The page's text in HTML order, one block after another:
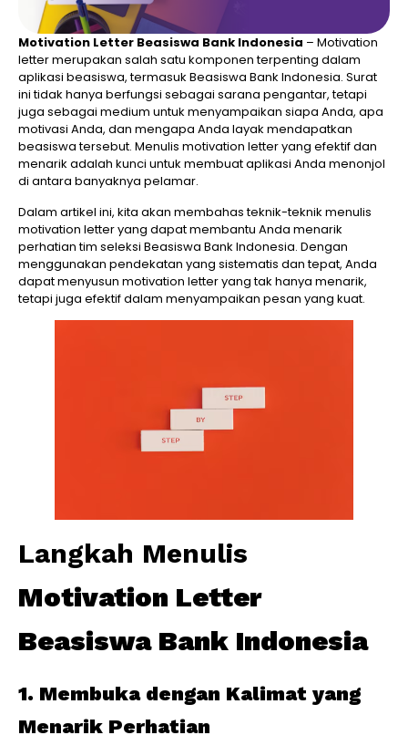
Motivation Letter Beasiswa Bank Indonesia – Motivation
letter merupakan salah satu komponen terpenting dalam
aplikasi beasiswa, termasuk Beasiswa Bank Indonesia. Surat
ini tidak hanya berfungsi sebagai sarana pengantar, tetapi
juga sebagai medium untuk menyampaikan siapa Anda, apa
motivasi Anda, dan mengapa Anda layak mendapatkan
beasiswa tersebut. Menulis motivation letter yang efektif dan
menarik adalah kunci untuk membuat aplikasi Anda menonjol
di antara banyaknya pelamar.
Dalam artikel ini, kita akan membahas teknik-teknik menulis
motivation letter yang dapat membantu Anda menarik
perhatian tim seleksi Beasiswa Bank Indonesia. Dengan
menggunakan pendekatan yang sistematis dan tepat, Anda
dapat menyusun motivation letter yang tak hanya menarik,
tetapi juga efektif dalam menyampaikan pesan yang kuat.
Langkah Menulis
Motivation Letter
Beasiswa Bank Indonesia
1. Membuka dengan Kalimat yang
Menarik Perhatian